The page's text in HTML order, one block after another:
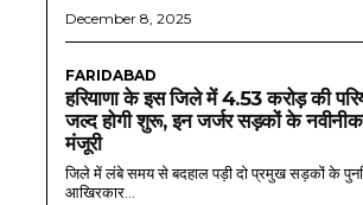
December 8, 2025
FARIDABAD
हरियाणा के इस जिले में 4.53 करोड़ की
जल्द होगी शुरू, इन जर्जर सड़कों के
मंजूरी
जिले में लंबे समय से बदहाल पड़ी दो प्रमुख सड़कों के
आखिरकार...